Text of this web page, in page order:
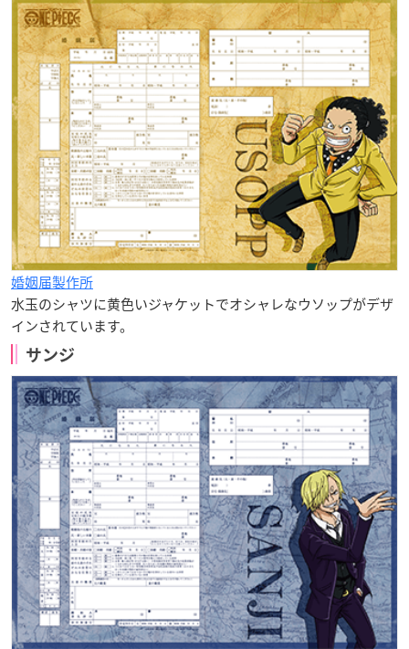
婚姻届製作所
水玉のシャツに黄色いジャケットでオシャレなウソップがデザ
インされています。
サンジ